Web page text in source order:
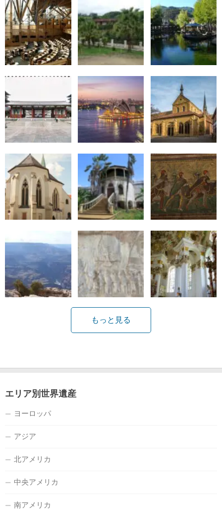
もっと見る
エリア別世界遺産
ヨーロッパ
アジア
北アメリカ
中央アメリカ
南アメリカ